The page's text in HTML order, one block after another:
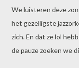
We luisteren deze
het gezelligste
zich. En dat ze lol
de pauze zoeken we